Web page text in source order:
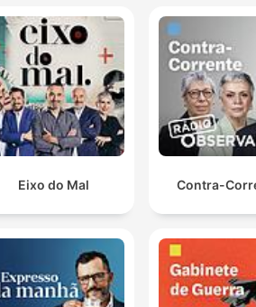
Eixo do Mal Contra-